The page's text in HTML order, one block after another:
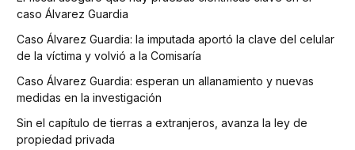
caso Álvarez Guardia
Caso Álvarez Guardia: la imputada aportó la clave del celular
de la víctima y volvió a la Comisaría
Caso Álvarez Guardia: esperan un allanamiento y nuevas
medidas en la investigación
Sin el capítulo de tierras a extranjeros, avanza la ley de
propiedad privada